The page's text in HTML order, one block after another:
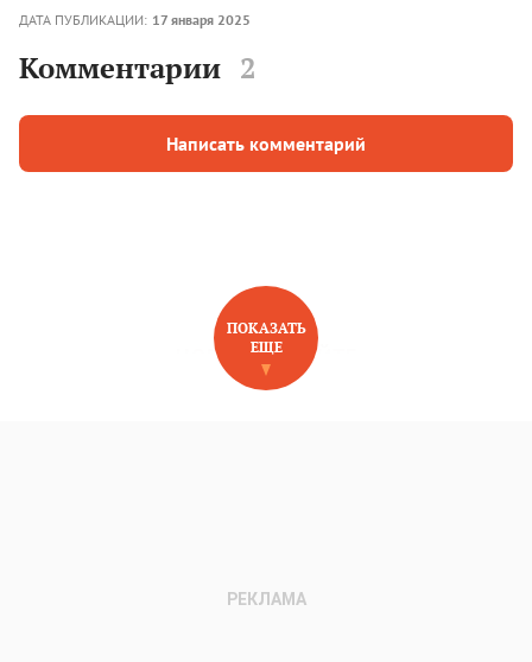
ДАТА ПУБЛИКАЦИИ: 17 января 2025
Комментарии 2
Написать комментарий
НОВОЕ НА САЙТЕ
ПОКАЗАТЬ
ЕЩЕ